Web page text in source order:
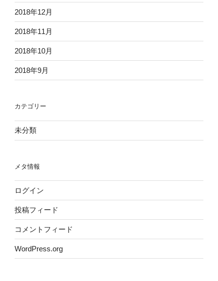
2018年12月
2018年11月
2018年10月
2018年9月
カテゴリー
未分類
メタ情報
ログイン
投稿フィード
コメントフィード
WordPress.org